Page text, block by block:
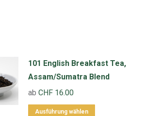
101 English Breakfast Tea,
Assam/Sumatra Blend
abCHF 16.00
Ausführung wählen